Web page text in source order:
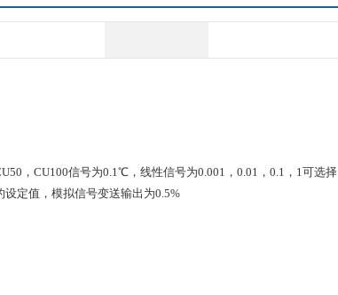
，CU100信号为0.1℃，线性信号为0.001，0.01，0.1，1可选择
定值，模拟信号变送输出为0.5%